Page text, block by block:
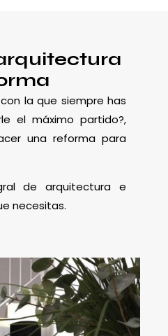
la que siempre has
el máximo partido?,
una reforma para
de arquitectura e
necesitas.